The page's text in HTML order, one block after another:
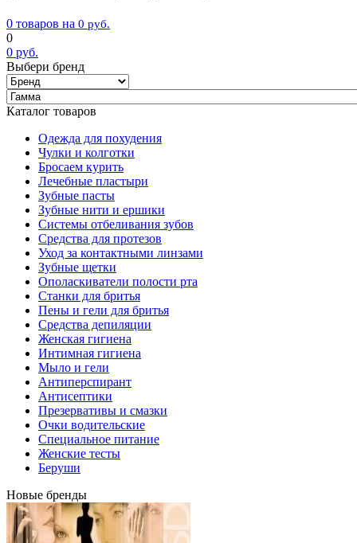
0 товаров на 0 руб.
0
0 руб.
Выбери бренд
Каталог товаров
Одежда для похудения
Чулки и колготки
Бросаем курить
Лечебные пластыри
Зубные пасты
Зубные нити и ершики
Системы отбеливания зубов
Средства для протезов
Уход за контактными линзами
Зубные щетки
Ополаскиватели полости рта
Станки для бритья
Пены и гели для бритья
Средства депиляции
Женская гигиена
Интимная гигиена
Мыло и гели
Антиперспирант
Антисептики
Презервативы и смазки
Очки водительские
Специальное питание
Женские тесты
Беруши
Новые бренды